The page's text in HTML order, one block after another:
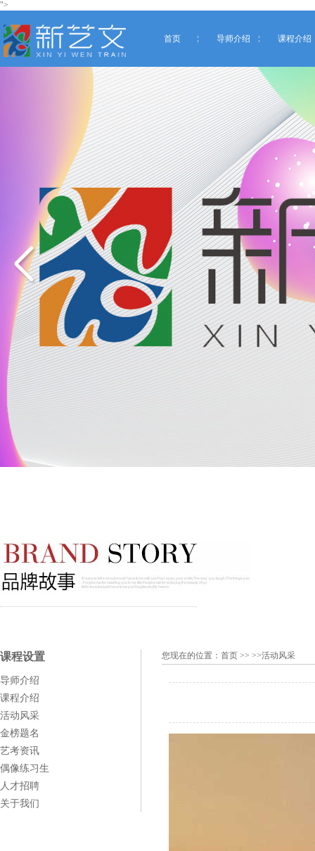
">
首页 导师介绍 课程介绍
课程设置
导师介绍
课程介绍
活动风采
金榜题名
艺考资讯
偶像练习生
人才招聘
关于我们
您现在的位置： 首页 >> >>活动风采